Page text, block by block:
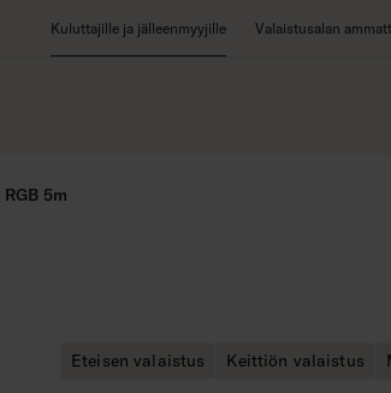
Kuluttajille ja jälleenmyyjille Valaistusalan
5m
Eteisen valaistus Keittiön valaistus